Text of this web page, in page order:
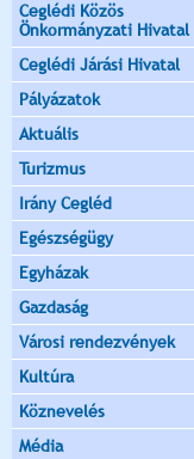
Ceglédi Közös
Önkormányzati Hivatal
Ceglédi Járási Hivatal
Pályázatok
Aktuális
Turizmus
Irány Cegléd
Egészségügy
Egyházak
Gazdaság
Városi rendezvények
Kultúra
Köznevelés
Média